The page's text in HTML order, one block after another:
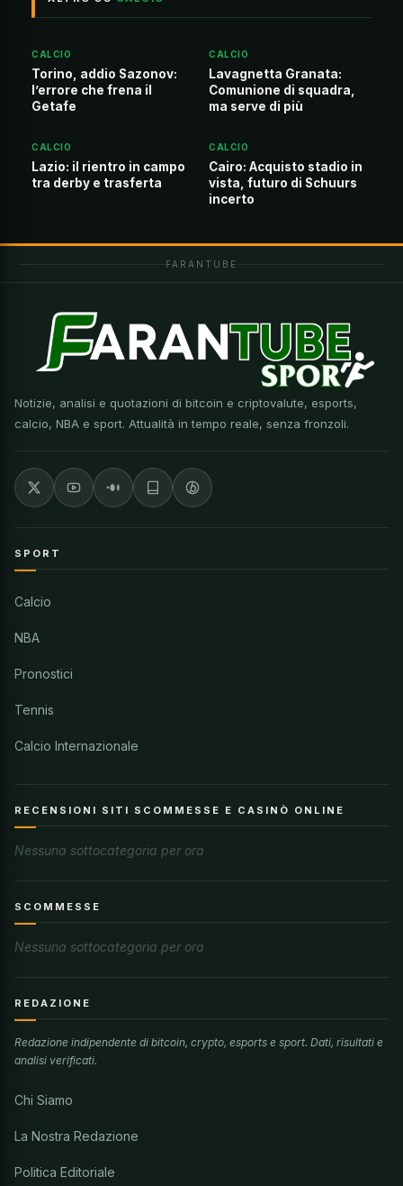
CALCIO
Torino, addio Sazonov:
l’errore che frena il
Getafe
CALCIO
Lavagnetta Granata:
Comunione di squadra,
ma serve di più
CALCIO
Lazio: il rientro in campo
tra derby e trasferta
CALCIO
Cairo: Acquisto stadio in
vista, futuro di Schuurs
incerto
FARANTUBE
Notizie, analisi e quotazioni di bitcoin e criptovalute, esports,
calcio, NBA e sport. Attualità in tempo reale, senza fronzoli.
SPORT
Calcio
NBA
Pronostici
Tennis
Calcio Internazionale
RECENSIONI SITI SCOMMESSE E CASINÒ ONLINE
Nessuna sottocategoria per ora
SCOMMESSE
Nessuna sottocategoria per ora
REDAZIONE
Redazione indipendente di bitcoin, crypto, esports e sport. Dati, risultati e
analisi verificati.
Chi Siamo
La Nostra Redazione
Politica Editoriale